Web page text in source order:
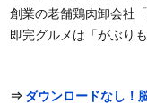
創業の老舗鶏肉卸会社
即完グルメは「がぶり
⇒ ダウンロードなし！